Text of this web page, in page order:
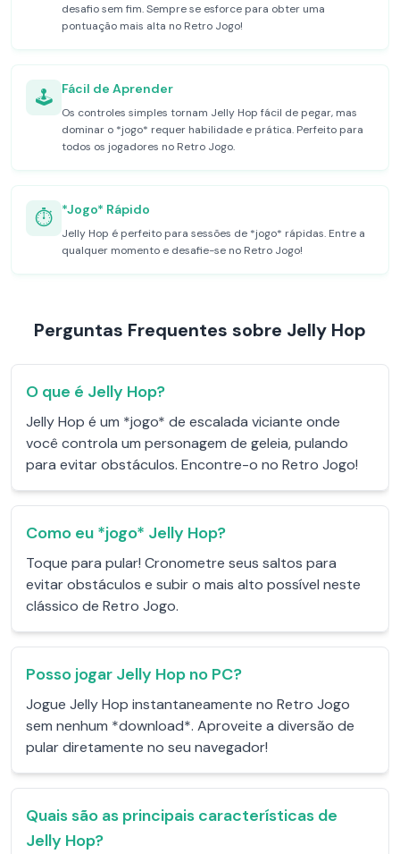
desafio sem fim. Sempre se esforce para obter uma
pontuação mais alta no Retro Jogo!
🕹️ Fácil de Aprender
Os controles simples tornam Jelly Hop fácil de pegar, mas
dominar o *jogo* requer habilidade e prática. Perfeito para
todos os jogadores no Retro Jogo.
⏱️ *Jogo* Rápido
Jelly Hop é perfeito para sessões de *jogo* rápidas. Entre a
qualquer momento e desafie-se no Retro Jogo!
Perguntas Frequentes sobre Jelly Hop
O que é Jelly Hop?
Jelly Hop é um *jogo* de escalada viciante onde
você controla um personagem de geleia, pulando
para evitar obstáculos. Encontre-o no Retro Jogo!
Como eu *jogo* Jelly Hop?
Toque para pular! Cronometre seus saltos para
evitar obstáculos e subir o mais alto possível neste
clássico de Retro Jogo.
Posso jogar Jelly Hop no PC?
Jogue Jelly Hop instantaneamente no Retro Jogo
sem nenhum *download*. Aproveite a diversão de
pular diretamente no seu navegador!
Quais são as principais características de
Jelly Hop?